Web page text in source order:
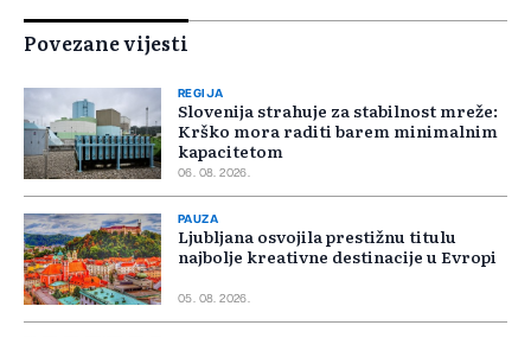
Povezane vijesti
REGIJA
Slovenija strahuje za stabilnost mreže:
Krško mora raditi barem minimalnim
kapacitetom
06. 08. 2026.
PAUZA
Ljubljana osvojila prestižnu titulu
najbolje kreativne destinacije u Evropi
05. 08. 2026.